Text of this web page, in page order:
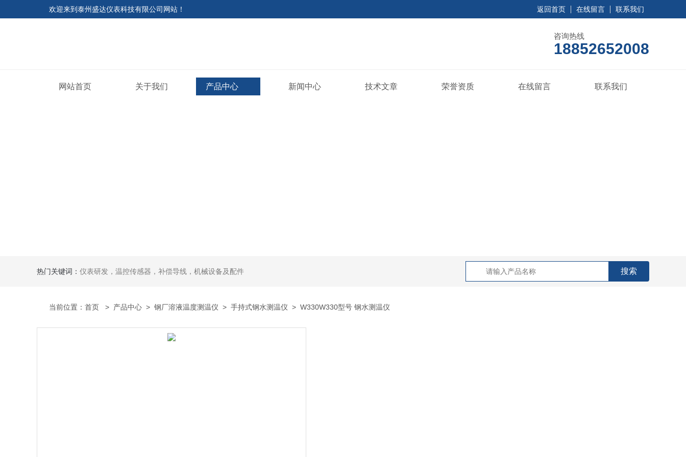
欢迎来到泰州盛达仪表科技有限公司网站 ！ 返回首页 在线留言 联系我们
咨询热线
18852652008
网站首页 关于我们 产品中心 新闻中心 技术文章 荣誉资质 在线留言 联系我们
热门关键词： 仪表研发，温控传感器，补偿导线，机械设备及配件
当前位置： 首页 > 产品中心 > 钢厂溶液温度测温仪 > 手持式钢水测温仪 > W330W330型号 钢水测温仪